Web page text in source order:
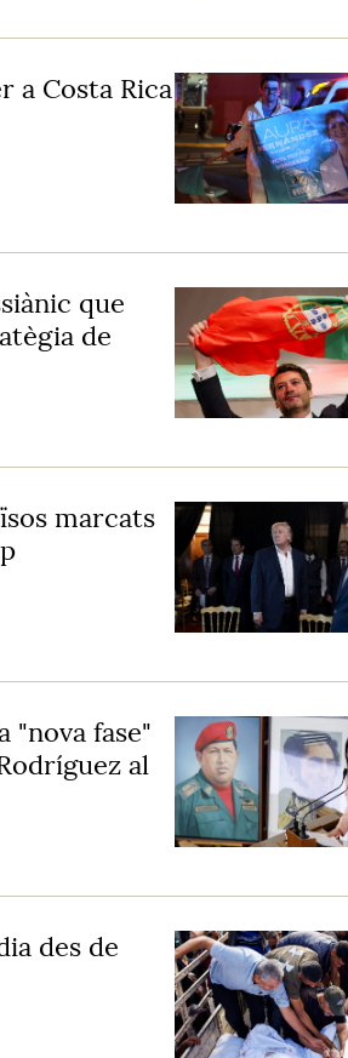
a Costa Rica
que
de
marcats
"nova fase"
al
des de